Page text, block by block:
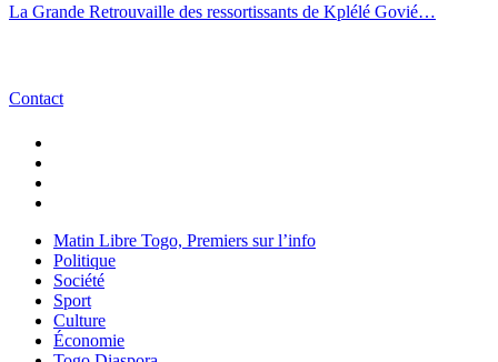
La Grande Retrouvaille des ressortissants de Kplélé Govié…
Contact
Matin Libre Togo, Premiers sur l’info
Politique
Société
Sport
Culture
Économie